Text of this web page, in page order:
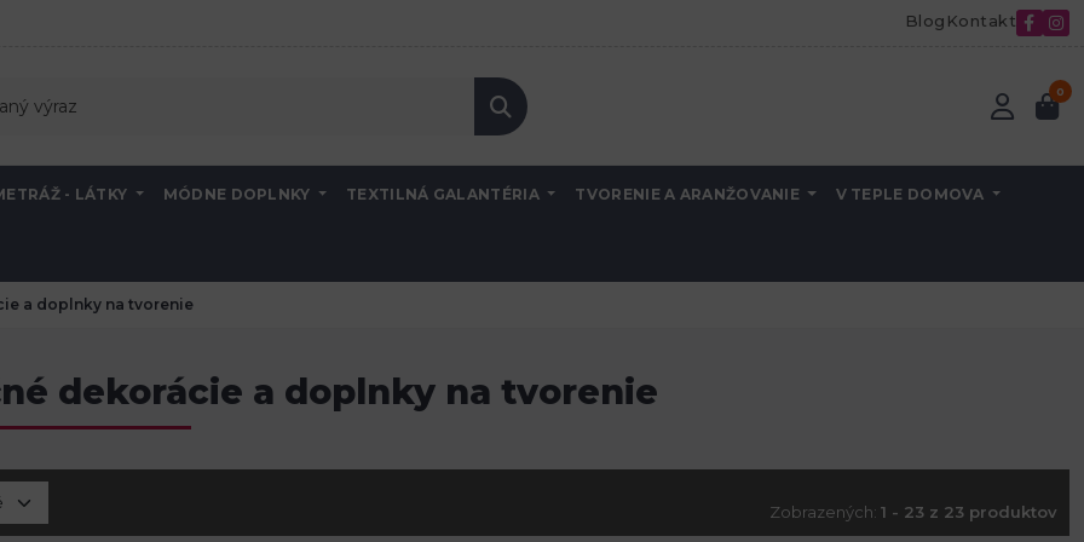
Blog Kontakt
0
- LÁTKY MÓDNE DOPLNKY TEXTILNÁ GALANTÉRIA TVORENIE A ARANŽOVANIE V TEPLE DOMOVA
a doplnky na tvorenie
dekorácie a doplnky na tvorenie
Zobrazených: 1 - 23 z 23 produktov